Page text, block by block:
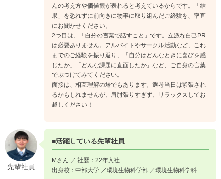
んの考え方や価値観が表れると考えているからです。「結
果」を恐れずに前向きに物事に取り組んだご経験を、率直
にお聞かせください。
2つ目は、「自分の言葉で話すこと」です。立派な自己PR
は必要ありません。アルバイトやサークル活動など、これ
までのご経験を振り返り、「自分はどんなときに喜びを感
じたか」「どんな課題に直面したか」など、ご自身の言葉
でぶつけてみてください。
面接は、相互理解の場でもあります。選考当日は緊張され
るかもしれませんが、肩肘張りすぎず、リラックスしてお
越しください！
先輩社員
■活躍している先輩社員
Mさん ／ 社歴：22年入社
出身校：中部大学 ／環境生物科学部 ／環境生物科学科